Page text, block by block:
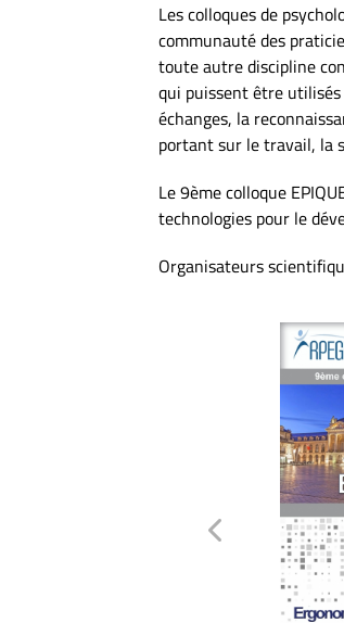
Les colloques de
communauté des
toute autre discipline
qui puissent être utilisés
échanges, la
portant sur le travail, la
Le 9ème colloque
technologies pour le
Organisateurs